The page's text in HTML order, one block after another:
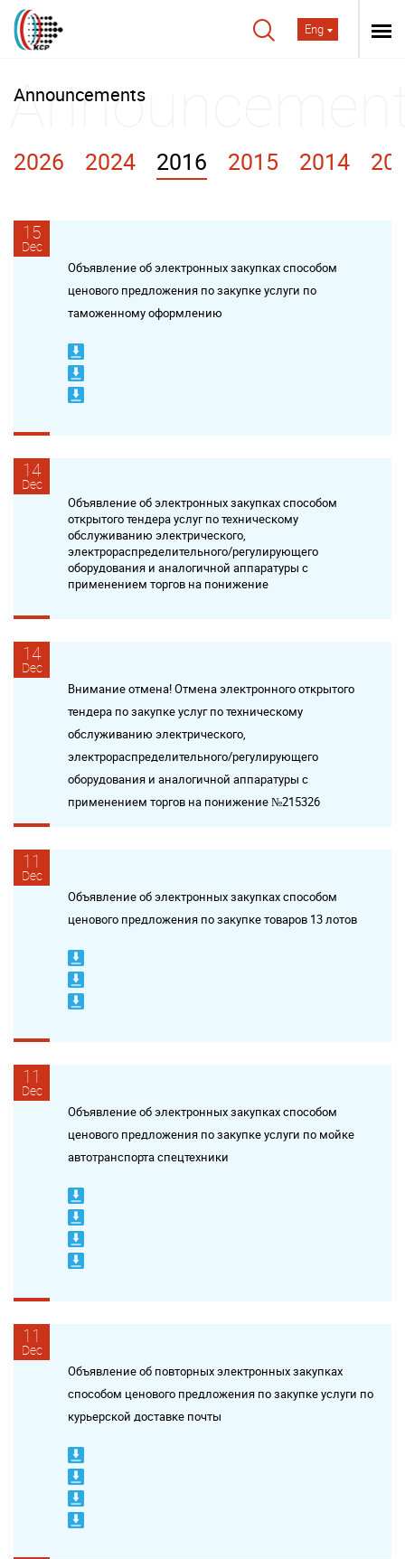
Eng
Announcements
2026 2024 2016 2015 2014
15
Dec
Объявление об электронных закупках способом
ценового предложения по закупке услуги по
таможенному оформлению
14
Dec
Объявление об электронных закупках способом
открытого тендера услуг по техническому
обслуживанию электрического,
электрораспределительного/регулирующего
оборудования и аналогичной аппаратуры с
применением торгов на понижение
14
Dec
Внимание отмена! Отмена электронного открытого
тендера по закупке услуг по техническому
обслуживанию электрического,
электрораспределительного/регулирующего
оборудования и аналогичной аппаратуры c
применением торгов на понижение №215326
11
Dec
Объявление об электронных закупках способом
ценового предложения по закупке товаров 13 лотов
11
Dec
Объявление об электронных закупках способом
ценового предложения по закупке услуги по мойке
автотранспорта спецтехники
11
Dec
Объявление об повторных электронных закупках
способом ценового предложения по закупке услуги по
курьерской доставке почты